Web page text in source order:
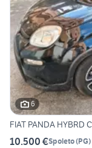
6
FIAT PANDA HYBRD
10.500 €Spoleto(PG)